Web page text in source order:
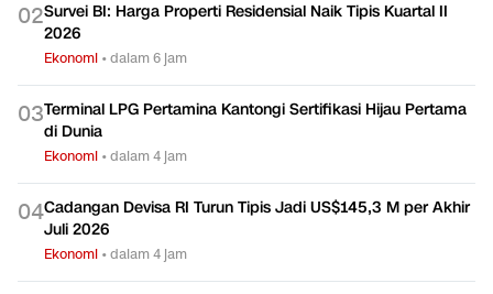
02Survei BI: Harga Properti Residensial Naik Tipis Kuartal II
2026
Ekonomi •dalam 6 jam
03Terminal LPG Pertamina Kantongi Sertifikasi Hijau Pertama
di Dunia
Ekonomi •dalam 4 jam
04Cadangan Devisa RI Turun Tipis Jadi US$145,3 M per Akhir
Juli 2026
Ekonomi •dalam 4 jam